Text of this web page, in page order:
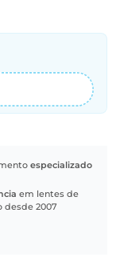
especializado
em lentes de
desde 2007